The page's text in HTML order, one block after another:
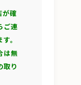
が確
ご連
。
は無
取り